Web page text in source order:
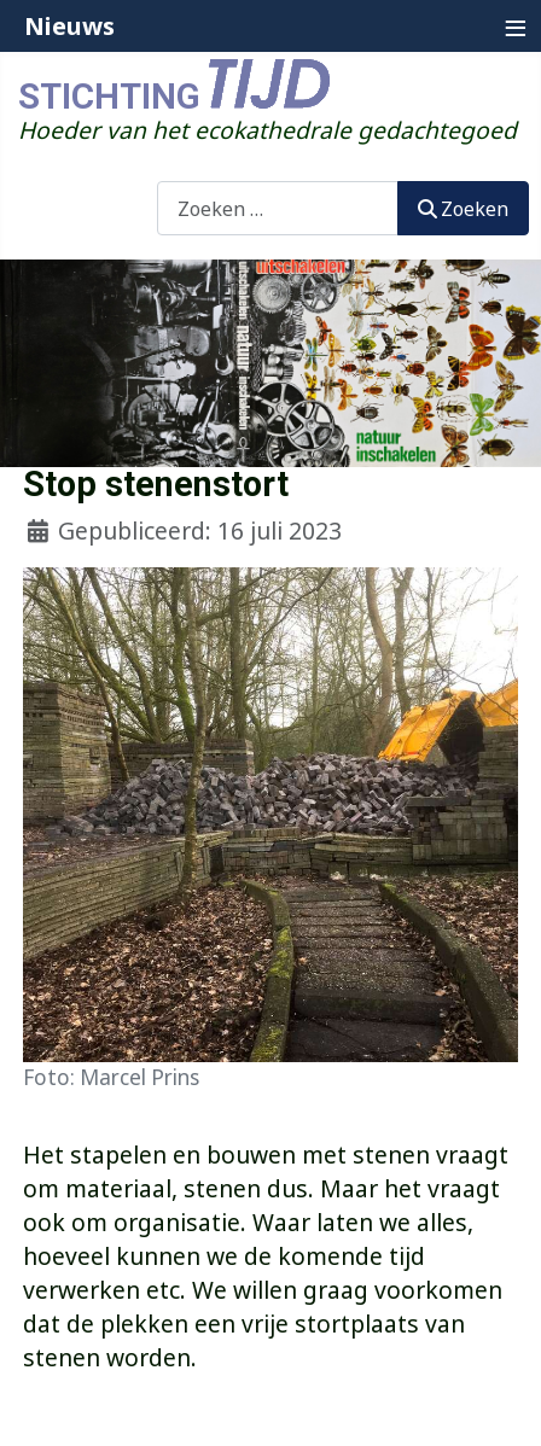
STICHTING
Hoeder van het ecokathedrale gedachtegoed
Zoeken
Stop stenenstort
Gepubliceerd: 16 juli 2023
Foto: Marcel Prins
Het stapelen en bouwen met stenen vraagt
om materiaal, stenen dus. Maar het vraagt
ook om organisatie. Waar laten we alles,
hoeveel kunnen we de komende tijd
verwerken etc. We willen graag voorkomen
dat de plekken een vrije stortplaats van
stenen worden.
Nieuws ≡